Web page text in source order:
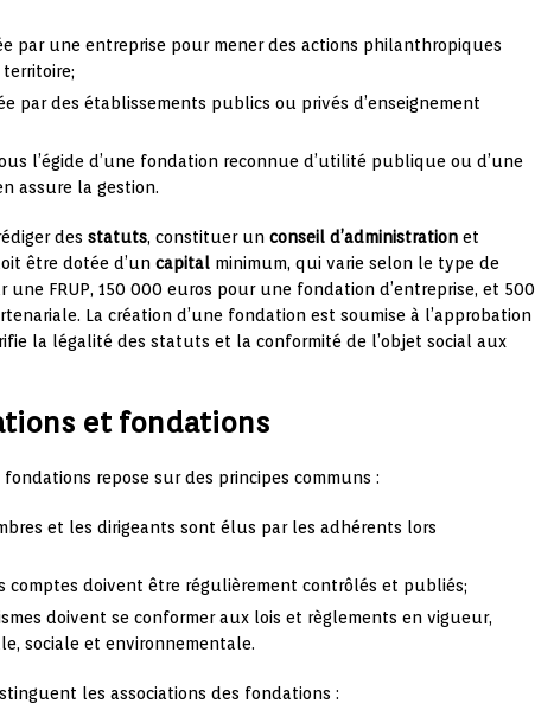
par une entreprise pour mener des actions philanthropiques
par des établissements publics ou privés d’enseignement
l’égide d’une fondation reconnue d’utilité publique ou d’une
assure la gestion.
des statuts, constituer un conseil d’administration et
être dotée d’un capital minimum, qui varie selon le type de
une FRUP, 150 000 euros pour une fondation d’entreprise, et 500
La création d’une fondation est soumise à l’approbation
la légalité des statuts et la conformité de l’objet social aux
et fondations
repose sur des principes communs :
et les dirigeants sont élus par les adhérents lors
comptes doivent être régulièrement contrôlés et publiés;
doivent se conformer aux lois et règlements en vigueur,
sociale et environnementale.
les associations des fondations :